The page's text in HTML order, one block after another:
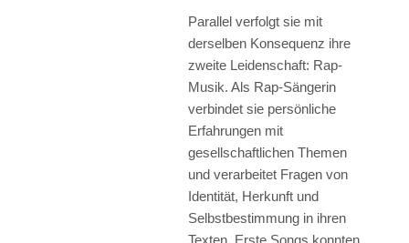
Parallel verfolgt sie mit
derselben Konsequenz ihre
zweite Leidenschaft: Rap-
Musik. Als Rap-Sängerin
verbindet sie persönliche
Erfahrungen mit
gesellschaftlichen Themen
und verarbeitet Fragen von
Identität, Herkunft und
Selbstbestimmung in ihren